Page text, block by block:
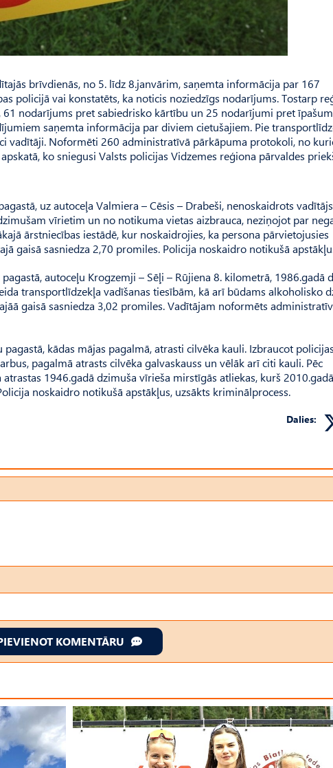
brīvdienās, no 5. līdz 8.janvārim, saņemta informācija par 167
policijā vai konstatēts, ka noticis noziedzīgs nodarījums. Tostarp
nodarījums pret sabiedrisko kārtību un 25 nodarījumi pret
saņemta informācija par diviem cietušajiem. Pie
vadītāji. Noformēti 260 administratīvā pārkāpuma protokoli, no
ko sniegusi Valsts policijas Vidzemes reģiona pārvaldes
uz autoceļa Valmiera – Cēsis – Drabeši, nenoskaidrots
vīrietim un no notikuma vietas aizbrauca, neziņojot par
ārstniecības iestādē, kur noskaidrojies, ka persona pārvietojusies
gaisā sasniedza 2,70 promiles. Policija noskaidro notikušā
autoceļu Krogzemji – Sēļi – Rūjiena 8. kilometrā, 1986.gadā
transportlīdzekļa vadīšanas tiesībām, kā arī būdams alkoholisko
gaisā sasniedza 3,02 promiles. Vadītājam noformēts
kādas mājas pagalmā, atrasti cilvēka kauli. Izbraucot
pagalmā atrasts cilvēka galvaskauss un vēlāk arī citi kauli. Pēc
1946.gadā dzimuša vīrieša mirstīgās atliekas, kurš 2010.gadā
noskaidro notikušā apstākļus, uzsākts kriminālprocess.
Dalies:
KOMENTĀRU